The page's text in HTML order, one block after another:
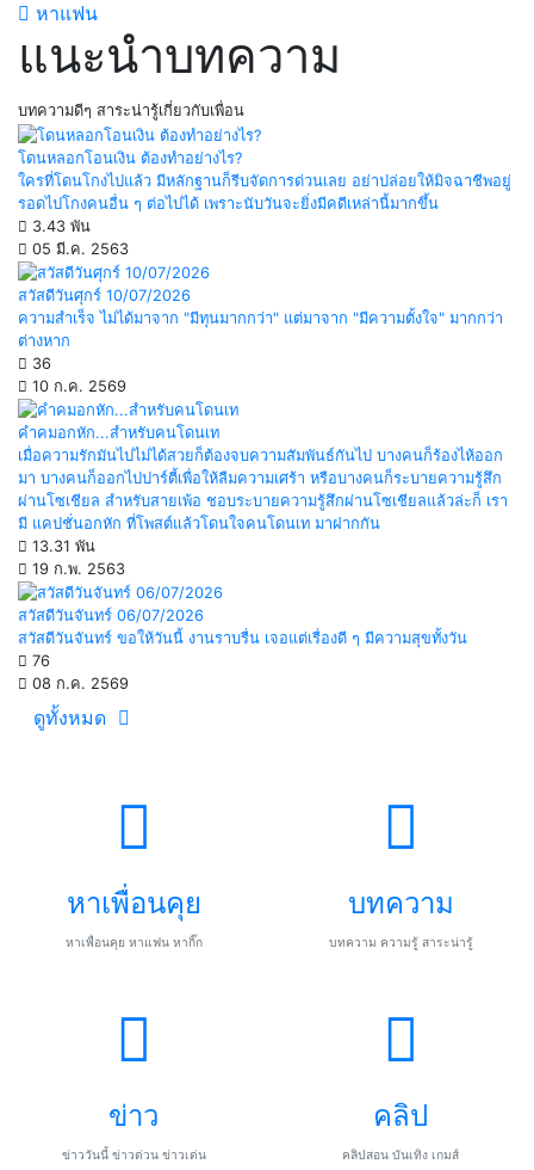
หาแฟน
แนะนำบทความ
บทความดีๆ สาระน่ารู้เกี่ยวกับเพื่อน
โดนหลอกโอนเงิน ต้องทำอย่างไร?
ใครที่โดนโกงไปแล้ว มีหลักฐานก็รีบจัดการด่วนเลย อย่าปล่อยให้มิจฉาชีพอยู่
รอดไปโกงคนอื่น ๆ ต่อไปได้ เพราะนับวันจะยิ่งมีคดีเหล่านี้มากขึ้น
3.43 พัน
05 มี.ค. 2563
สวัสดีวันศุกร์ 10/07/2026
ความสำเร็จ ไม่ได้มาจาก "มีทุนมากกว่า" แต่มาจาก "มีความตั้งใจ" มากกว่า
ต่างหาก
36
10 ก.ค. 2569
คำคมอกหัก...สำหรับคนโดนเท
เมื่อความรักมันไปไม่ได้สวยก็ต้องจบความสัมพันธ์กันไป บางคนก็ร้องไห้ออก
มา บางคนก็ออกไปปาร์ตี้เพื่อให้ลืมความเศร้า หรือบางคนก็ระบายความรู้สึก
ผ่านโซเชียล สำหรับสายเพ้อ ชอบระบายความรู้สึกผ่านโซเชียลแล้วล่ะก็ เรา
มี แคปชั่นอกหัก ที่โพสต์แล้วโดนใจคนโดนเท มาฝากกัน
13.31 พัน
19 ก.พ. 2563
สวัสดีวันจันทร์ 06/07/2026
สวัสดีวันจันทร์ ขอให้วันนี้ งานราบรื่น เจอแต่เรื่องดี ๆ มีความสุขทั้งวัน
76
08 ก.ค. 2569
ดูทั้งหมด
หาเพื่อนคุย
หาเพื่อนคุย หาแฟน หากิ๊ก
บทความ
บทความ ความรู้ สาระน่ารู้
ข่าว
ข่าววันนี้ ข่าวด่วน ข่าวเด่น
คลิป
คลิปสอน บันเทิง เกมส์